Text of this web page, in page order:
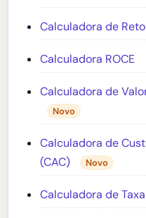
Calculadora de
Calculadora ROCE
Calculadora de
Novo
Calculadora de
(CAC)
Novo
Calculadora de